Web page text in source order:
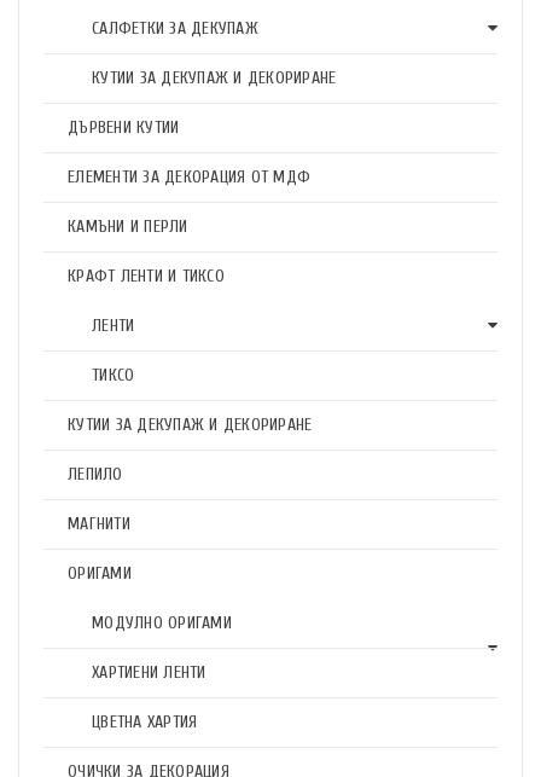
САЛФЕТКИ ЗА ДЕКУПАЖ
КУТИИ ЗА ДЕКУПАЖ И ДЕКОРИРАНЕ
ДЪРВЕНИ КУТИИ
ЕЛЕМЕНТИ ЗА ДЕКОРАЦИЯ ОТ МДФ
КАМЪНИ И ПЕРЛИ
КРАФТ ЛЕНТИ И ТИКСО
ЛЕНТИ
ТИКСО
КУТИИ ЗА ДЕКУПАЖ И ДЕКОРИРАНЕ
ЛЕПИЛО
МАГНИТИ
ОРИГАМИ
МОДУЛНО ОРИГАМИ
ХАРТИЕНИ ЛЕНТИ
ЦВЕТНА ХАРТИЯ
ОЧИЧКИ ЗА ДЕКОРАЦИЯ